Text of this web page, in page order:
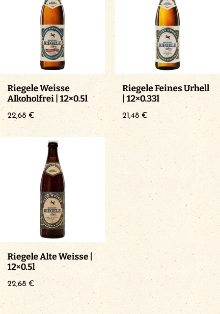
Riegele Weisse
Alkoholfrei | 12×0.5l
22,68 €
Riegele Feines Urhell
| 12×0.33l
21,48€
Riegele Alte Weisse |
12×0.5l
22,68 €